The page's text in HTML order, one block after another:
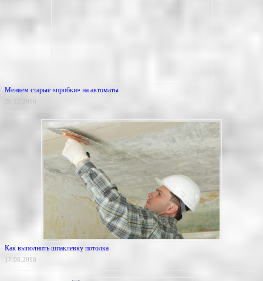
Меняем старые «пробки» на автоматы
26.12.2016
Как выполнить шпаклевку потолка
17.08.2018